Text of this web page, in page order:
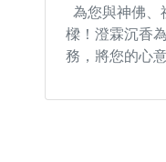
為您與神佛、
樑！澄霖沉香
務，將您的心